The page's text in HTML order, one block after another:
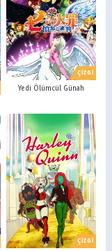
ÇİZGİ
Yedi Ölümcül Günah
ÇİZGİ